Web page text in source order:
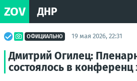
ZOV ДНР
ОФИЦИАЛЬНО 19 мая 2026, 22:31
Дмитрий Огилец:
состоялось в конференц